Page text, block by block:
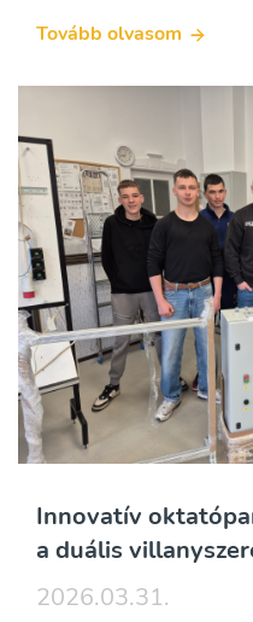
Tovább olvasom
Innovatív
a duális
2026.03.31.